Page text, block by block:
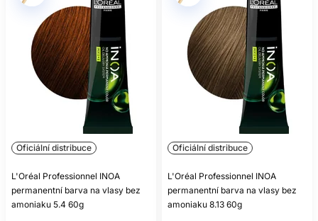
Oficiální distribuce
L'Oréal Professionnel INOA
permanentní barva na vlasy bez
amoniaku 5.4 60g
Oficiální distribuce
L'Oréal Professionnel INOA
permanentní barva na vlasy bez
amoniaku 8.13 60g